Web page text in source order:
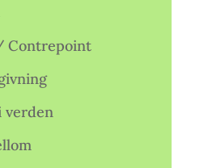
Contrepoint
verden